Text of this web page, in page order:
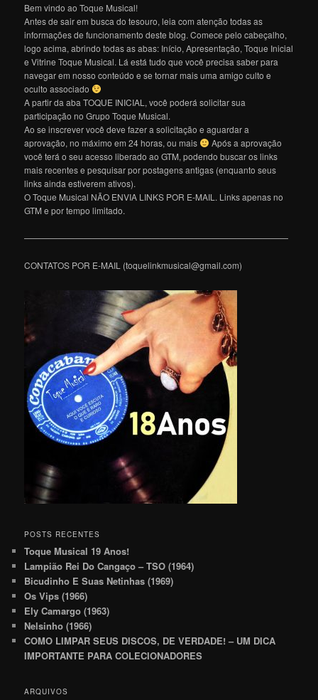
Bem vindo ao Toque Musical!
Antes de sair em busca do tesouro, leia com atenção todas as
informações de funcionamento deste blog. Comece pelo cabeçalho,
logo acima, abrindo todas as abas: Início, Apresentação, Toque Inicial
e Vitrine Toque Musical. Lá está tudo que você precisa saber para
navegar em nosso conteúdo e se tornar mais uma amigo culto e
oculto associado
A partir da aba TOQUE INICIAL, você poderá solicitar sua
participação no Grupo Toque Musical.
Ao se inscrever você deve fazer a solicitação e aguardar a
aprovação, no máximo em 24 horas, ou mais
Após a aprovação
você terá o seu acesso liberado ao GTM, podendo buscar os links
mais recentes e pesquisar por postagens antigas (enquanto seus
links ainda estiverem ativos).
O Toque Musical NÃO ENVIA LINKS POR E-MAIL. Links apenas no
GTM e por tempo limitado.
———————————————————————————————
CONTATOS POR E-MAIL (toquelinkmusical@gmail.com)
POSTS RECENTES
Toque Musical 19 Anos!
Lampião Rei Do Cangaço – TSO (1964)
Bicudinho E Suas Netinhas (1969)
Os Vips (1966)
Ely Camargo (1963)
Nelsinho (1966)
COMO LIMPAR SEUS DISCOS, DE VERDADE! – UM DICA
IMPORTANTE PARA COLECIONADORES
ARQUIVOS